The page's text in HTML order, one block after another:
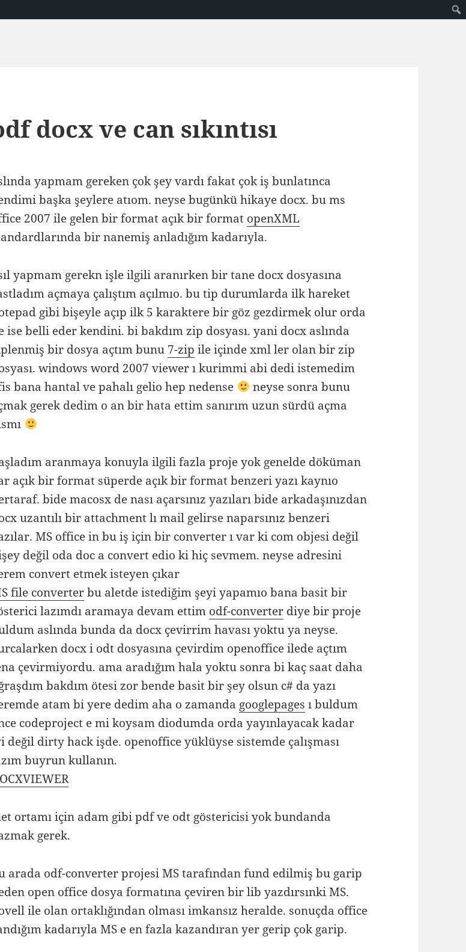
docx ve can sıkıntısı
yapmam gereken çok şey vardı fakat çok iş bunlatınca
başka şeylere atıom. neyse bugünkü hikaye docx. bu ms
2007 ile gelen bir format açık bir format openXML
bir nanemiş anladığım kadarıyla.
yapmam gerekn işle ilgili aranırken bir tane docx dosyasına
açmaya çalıştım açılmıo. bu tip durumlarda ilk hareket
gibi bişeyle açıp ilk 5 karaktere bir göz gezdirmek olur orda
ise belli eder kendini. bi bakdım zip dosyası. yani docx aslında
bir dosya açtım bunu 7-zip ile içinde xml ler olan bir zip
windows word 2007 viewer ı kurimmi abi dedi istemedim
bana hantal ve pahalı gelio hep nedense
neyse sonra bunu
gerek dedim o an bir hata ettim sanırım uzun sürdü açma
aranmaya konuyla ilgili fazla proje yok genelde döküman
açık bir format süperde açık bir format benzeri yazı kaynıo
bide macosx de nası açarsınız yazıları bide arkadaşınızdan
uzantılı bir attachment lı mail gelirse naparsınız benzeri
MS office in bu iş için bir converter ı var ki com objesi değil
değil oda doc a convert edio ki hiç sevmem. neyse adresini
convert etmek isteyen çıkar
file converterbu aletde istediğim şeyi yapamıo bana basit bir
lazımdı aramaya devam ettim odf-converter diye bir proje
aslında bunda da docx çevirrim havası yoktu ya neyse.
docx i odt dosyasına çevirdim openoffice ilede açtım
çevirmiyordu. ama aradığım hala yoktu sonra bi kaç saat daha
bakdım ötesi zor bende basit bir şey olsun c# da yazı
atam bi yere dedim aha o zamanda googlepages ı buldum
codeproject e mi koysam diodumda orda yayınlayacak kadar
değil dirty hack işde. openoffice yüklüyse sistemde çalışması
buyrun kullanın.
ortamı için adam gibi pdf ve odt göstericisi yok bundanda
gerek.
arada odf-converter projesi MS tarafından fund edilmiş bu garip
open office dosya formatına çeviren bir lib yazdırsınki MS.
ile olan ortaklığından olması imkansız heralde. sonuçda office
kadarıyla MS e en fazla kazandıran yer gerip çok garip.